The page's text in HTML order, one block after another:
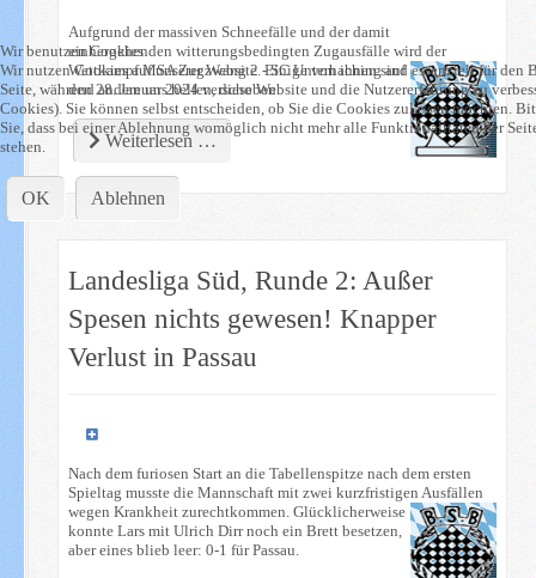
Aufgrund der massiven Schneefälle und der damit
einhergehenden witterungsbedingten Zugausfälle wird der
Wettkampf MSA Zugzwang 2 - SCUnterhaching auf
den 28. Januar 2024 verschoben.
Weiterlesen …
Landesliga Süd, Runde 2: Außer
Spesen nichts gewesen! Knapper
Verlust in Passau
Nach dem furiosen Start an die Tabellenspitze nach dem ersten
Spieltag musste die Mannschaft mit zwei kurzfristigen Ausfällen
wegen Krankheit zurechtkommen. Glücklicherweise
konnte Lars mit Ulrich Dirr noch ein Brett besetzen,
aber eines blieb leer: 0-1 für Passau.
Wir benutzen Cookies
Wir nutzen Cookies auf unserer Website. Einige von ihnen sind essenziell für den
Seite, während andere uns helfen, diese Website und die Nutzererfahrung zu
Cookies). Sie können selbst entscheiden, ob Sie die Cookies zulassen möchten.
Sie, dass bei einer Ablehnung womöglich nicht mehr alle Funktionalitäten der
stehen.
OK Ablehnen